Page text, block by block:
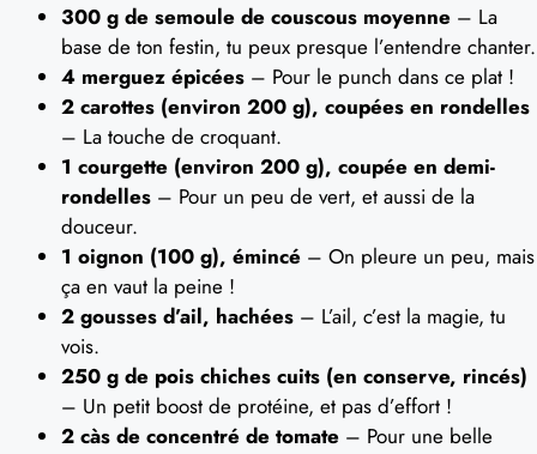
300 g de semoule de couscous moyenne – La
base de ton festin, tu peux presque l’entendre chanter.
4 merguez épicées – Pour le punch dans ce plat !
2 carottes (environ 200 g), coupées en rondelles
– La touche de croquant.
1 courgette (environ 200 g), coupée en demi-
rondelles – Pour un peu de vert, et aussi de la
douceur.
1 oignon (100 g), émincé – On pleure un peu, mais
ça en vaut la peine !
2 gousses d’ail, hachées – L’ail, c’est la magie, tu
vois.
250 g de pois chiches cuits (en conserve, rincés)
– Un petit boost de protéine, et pas d’effort !
2 càs de concentré de tomate – Pour une belle